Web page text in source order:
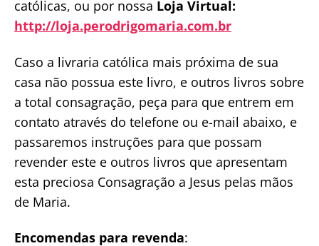
católicas, ou por nossa Loja Virtual:
http://loja.perodrigomaria.com.br
Caso a livraria católica mais próxima de sua
casa não possua este livro, e outros livros sobre
a total consagração, peça para que entrem em
contato através do telefone ou e-mail abaixo, e
passaremos instruções para que possam
revender este e outros livros que apresentam
esta preciosa Consagração a Jesus pelas mãos
de Maria.
Encomendas para revenda: